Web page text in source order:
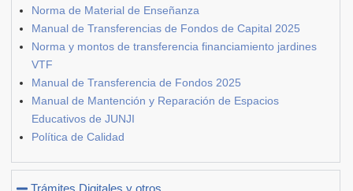
Norma de Material de Enseñanza
Manual de Transferencias de Fondos de Capital 2025
Norma y montos de transferencia financiamiento jardines
VTF
Manual de Transferencia de Fondos 2025
Manual de Mantención y Reparación de Espacios
Educativos de JUNJI
Política de Calidad
Trámites Digitales y otros